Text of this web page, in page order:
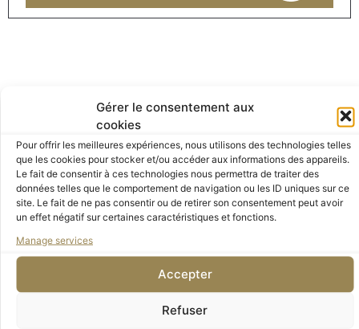
Gérer le consentement aux
cookies
Pour offrir les meilleures expériences, nous utilisons des technologies telles
que les cookies pour stocker et/ou accéder aux informations des appareils.
Le fait de consentir à ces technologies nous permettra de traiter des
données telles que le comportement de navigation ou les ID uniques sur ce
site. Le fait de ne pas consentir ou de retirer son consentement peut avoir
un effet négatif sur certaines caractéristiques et fonctions.
Manage services
Accepter
Refuser
Vos Avantages en détail
Tarif réservé aux personnes de moins de 40
ans, merci de nous envoyer par courrier la
photocopie de votre carte d’identité pour en
L’adhésion individuelle vous octroie une carte
de membre vous donnant accès
aux avantages suivants :